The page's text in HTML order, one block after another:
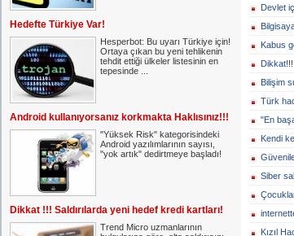
Hedefte Türkiye Var!
Hesperbot: Bu uyarı Türkiye için!
Ortaya çıkan bu yeni tehlikenin
tehdit ettiği ülkeler listesinin en
tepesinde ...
Android kullanıyorsanız korkmakta Haklısınız!!!
"Yüksek Risk" kategorisindeki
Android yazılımlarının sayısı,
"yok artık" dedirtmeye başladı!
Dikkat !!! Saldırılarda yeni hedef kredi kartları!
Trend Micro uzmanlarının
Devlet
Kabus
Bilişim
Türk
"En
Kendi
Siber
Kızıl